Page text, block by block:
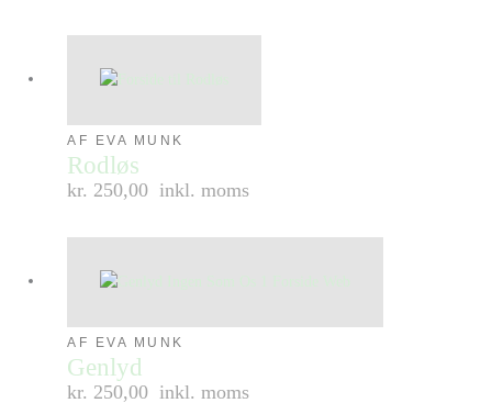
AF EVA MUNK
Rodløs
kr. 250,00 inkl. moms
AF EVA MUNK
Genlyd
kr. 250,00 inkl. moms